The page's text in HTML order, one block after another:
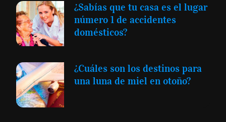
¿Sabías que tu casa es el lugar
número 1 de accidentes
domésticos?
¿Cuáles son los destinos para
una luna de miel en otoño?